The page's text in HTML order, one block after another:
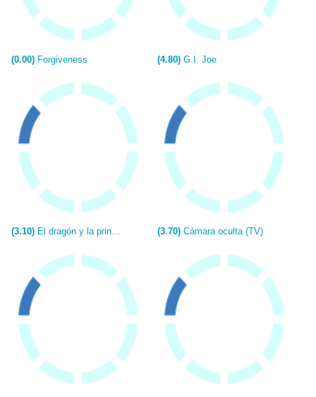
(0.00) Forgiveness (4.80)G.I. Joe
(3.10) El dragón y la princesa (TV) (3.70)Cámara oculta (TV)